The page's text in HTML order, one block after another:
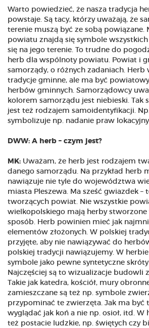
Warto powiedzieć, że nasza tradycja
powstaje. Są tacy, którzy uważają, że
terenie muszą być ze sobą powiązane.
powiatu znajdą się symbole
się na jego terenie. To trudne do
herb dla wspólnoty powiatu. Powiat i
samorządy, o różnych zadaniach. Herb
tradycje gminne, ale ma być
herbów gminnych. Samorządowcy
kolorem samorządu jest niebieski. Tak
jest też rodzajem samoidentyfikacji.
symbolizuje np. nadanie praw
DWW: A herb – czym jest?
MK: Uważam, że herb jest rodzajem
danego samorządu. Na przykład herb
nawiązuje nie tyle do województwa
miasta Pleszewa. Ma sześć gwiazdek –
tworzących powiat. Nie wszystkie
wielkopolskiego mają herby
sposób. Herb powinien mieć jak
elementów złożonych. W polskiej
przyjęte, aby nie nawiązywać do
polskiej tradycji nawiązujemy. W
symbole jako pewne syntetyczne
Najczęściej są to wizualizacje budowli
Takie jak katedra, kościół, mury
zamieszczane są też np. symbole
przypominać te zwierzęta. Jak ma być
wyglądać jak koń a nie np. osioł, itd. W
też postacie ludzkie, np. świętych czy